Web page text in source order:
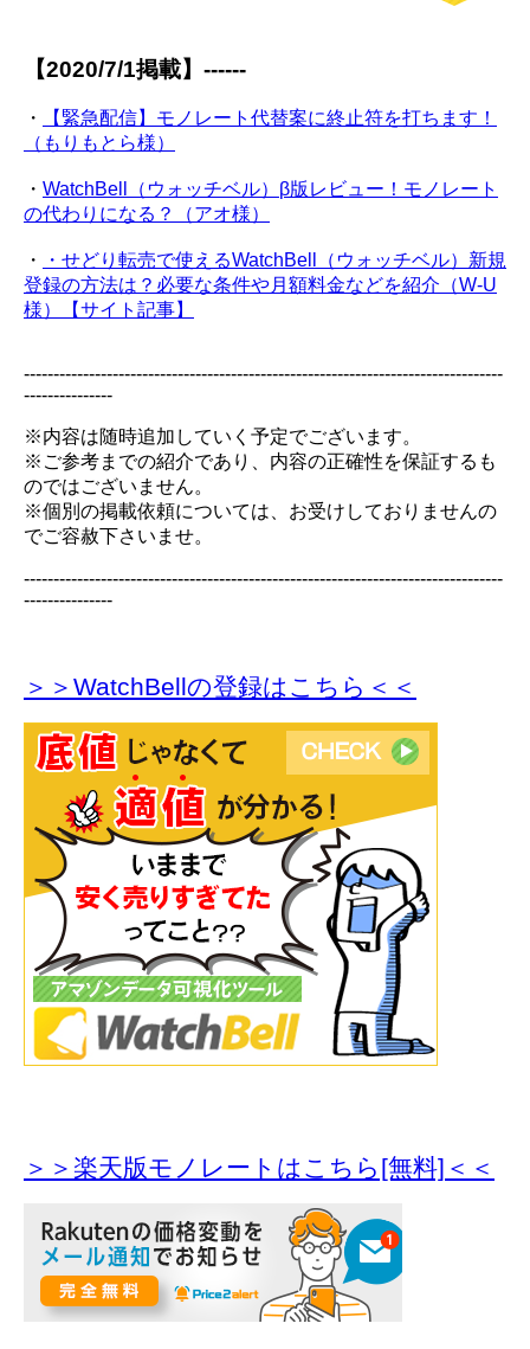
【2020/7/1掲載】------
・
【緊急配信】モノレート代替案に終止符を打ちます！
（もりもとら様）
・ WatchBell（ウォッチベル）β版レビュー！モノレート
の代わりになる？（アオ様）
・
・せどり転売で使えるWatchBell（ウォッチベル）新規
登録の方法は？必要な条件や月額料金などを紹介（W-U
様）【サイト記事】
---------------------------------------------------------------------------------
---------------
※内容は随時追加していく予定でございます。
※ご参考までの紹介であり、内容の正確性を保証するも
のではございません。
※個別の掲載依頼については、お受けしておりませんの
でご容赦下さいませ。
---------------------------------------------------------------------------------
---------------
＞＞WatchBellの登録はこちら＜＜
＞＞楽天版モノレートはこちら[無料]＜＜